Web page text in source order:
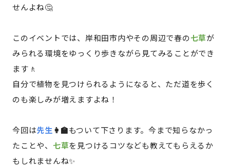
せんよね🤔
このイベントでは、岸和田市内やその周辺で春の七草が
みられる環境をゆっくり歩きながら見てみることができ
ます🚶
自分で植物を見つけられるようになると、ただ道を歩く
のも楽しみが増えますよね！
今回は先生 👩‍🏫もついて下さります。今まで知らなかっ
たことや、 七草を見つけるコツなども教えてもらえるか
もしれませんね✨